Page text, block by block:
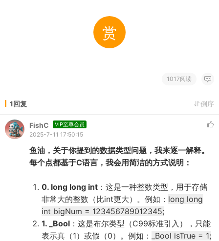
赏
1017阅读
1回复 倒序
FishC VIP至尊会员
2025-7-11 17:50:15
鱼油，关于你提到的数据类型问题，我来逐一解释。
每个点都基于C语言，我会用简洁的方式说明：
0. long long int ：这是一种整数类型，用于存储
非常大的整数（比int更大）。例如： long long
int bigNum = 123456789012345;
1. _Bool ：这是布尔类型（C99标准引入），只能
表示真（1）或假（0）。例如：
_Bool isTrue = 1;